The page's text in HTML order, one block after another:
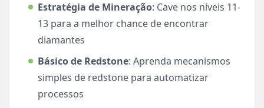
Estratégia de Mineração: Cave nos níveis 11-
13 para a melhor chance de encontrar
diamantes
Básico de Redstone: Aprenda mecanismos
simples de redstone para automatizar
processos